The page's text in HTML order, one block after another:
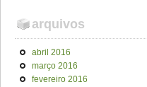
arquivos
abril 2016
março 2016
fevereiro 2016